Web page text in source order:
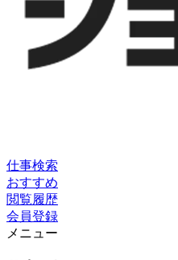
仕事検索
おすすめ
閲覧履歴
会員登録
メニュー